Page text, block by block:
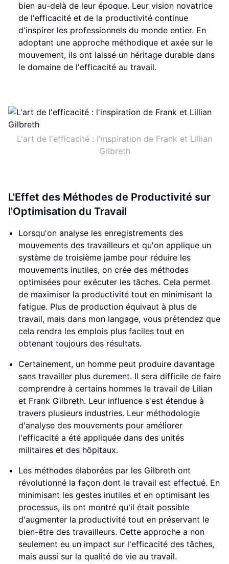
bien au-delà de leur époque. Leur vision novatrice
de l'efficacité et de la productivité continue
d'inspirer les professionnels du monde entier. En
adoptant une approche méthodique et axée sur le
mouvement, ils ont laissé un héritage durable dans
le domaine de l'efficacité au travail.
L'art de l'efficacité : l'inspiration de Frank et Lillian
Gilbreth
L'Effet des Méthodes de Productivité sur
l'Optimisation du Travail
Lorsqu'on analyse les enregistrements des
mouvements des travailleurs et qu'on applique un
système de troisième jambe pour réduire les
mouvements inutiles, on crée des méthodes
optimisées pour exécuter les tâches. Cela permet
de maximiser la productivité tout en minimisant la
fatigue. Plus de production équivaut à plus de
travail, mais dans mon langage, vous prétendez que
cela rendra les emplois plus faciles tout en
obtenant toujours des résultats.
Certainement, un homme peut produire davantage
sans travailler plus durement. Il sera difficile de faire
comprendre à certains hommes le travail de Lilian
et Frank Gilbreth. Leur influence s'est étendue à
travers plusieurs industries. Leur méthodologie
d'analyse des mouvements pour améliorer
l'efficacité a été appliquée dans des unités
militaires et des hôpitaux.
Les méthodes élaborées par les Gilbreth ont
révolutionné la façon dont le travail est effectué. En
minimisant les gestes inutiles et en optimisant les
processus, ils ont montré qu'il était possible
d'augmenter la productivité tout en préservant le
bien-être des travailleurs. Cette approche a non
seulement eu un impact sur l'efficacité des tâches,
mais aussi sur la qualité de vie au travail.